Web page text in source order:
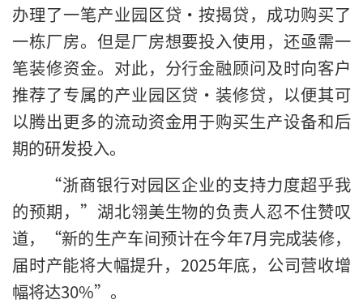
办理了一笔产业园区贷·按揭贷，成功购买了
一栋厂房。但是厂房想要投入使用，还亟需一
笔装修资金。对此，分行金融顾问及时向客户
推荐了专属的产业园区贷·装修贷，以便其可
以腾出更多的流动资金用于购买生产设备和后
期的研发投入。
“浙商银行对园区企业的支持力度超乎我
的预期，”湖北翎美生物的负责人忍不住赞叹
道，“新的生产车间预计在今年7月完成装修，
届时产能将大幅提升，2025年底，公司营收增
幅将达30%”。